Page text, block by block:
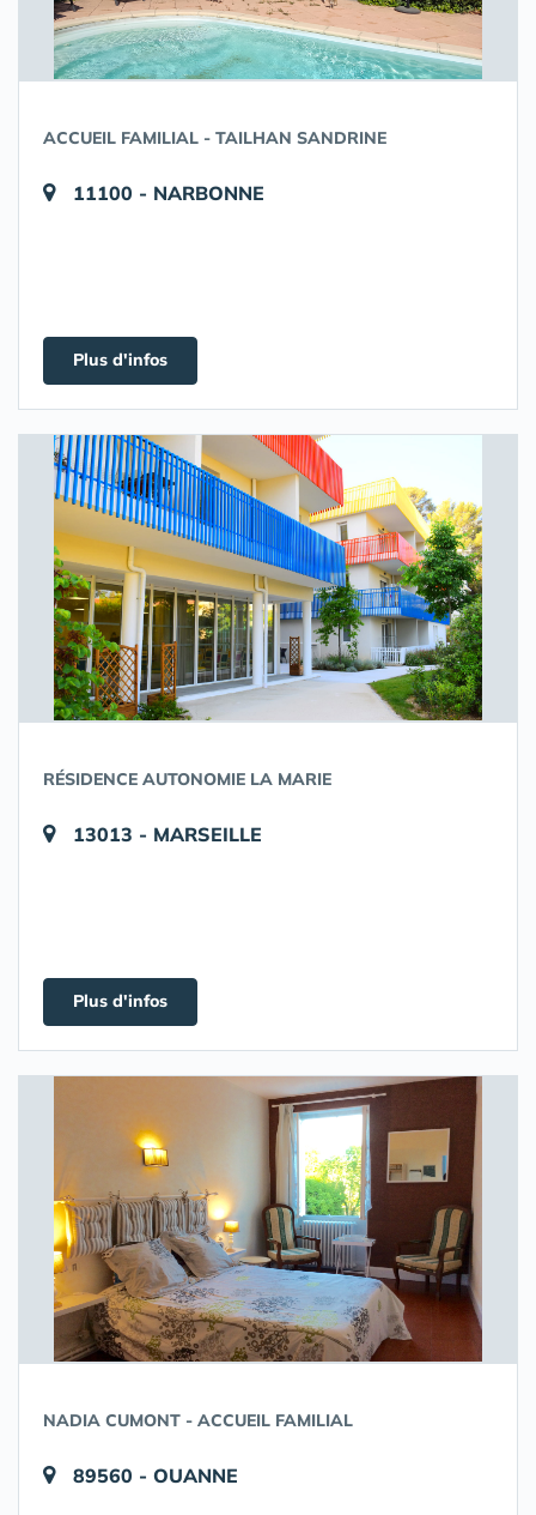
ACCUEIL FAMILIAL - TAILHAN SANDRINE
11100 - NARBONNE
Plus d'infos
RÉSIDENCE AUTONOMIE LA MARIE
13013 - MARSEILLE
Plus d'infos
NADIA CUMONT - ACCUEIL FAMILIAL
89560 - OUANNE